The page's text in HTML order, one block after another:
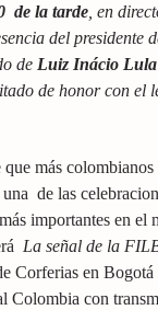
de la tarde , en
del presidente
de Luiz Inácio
de honor con el
más colombianos
de las
importantes en el
La señal de la
Corferias en
Colombia con